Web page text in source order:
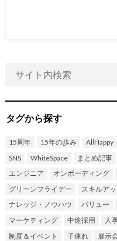
タグから探す
15周年 15年の歩み AllHappy
SNS
WhiteSpace まとめ記事
エンジニア
オンボーディング
グリーンフライデー
スキルア
ナレッジ・ノウハウ
バリュー
マーケティング
中途採用 人
制度＆イベント
子連れ 展示